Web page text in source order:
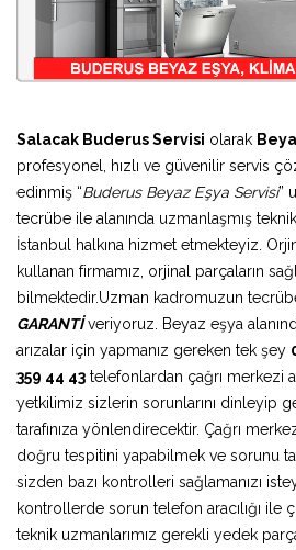
Salacak Buderus Servisi olarak
profesyonel, hızlı ve güvenilir servis
edinmiş “Buderus Beyaz Eşya Servisi”
tecrübe ile alanında uzmanlaşmış
İstanbul halkına hizmet etmekteyiz.
kullanan firmamız, orjinal parçaların
bilmektedir.Uzman kadromuzun
GARANTİveriyoruz. Beyaz eşya
arızalar için yapmanız gereken tek şey
359 44 43 telefonlardan çağrı merkezi
yetkilimiz sizlerin sorunlarını dinleyip
tarafınıza yönlendirecektir. Çağrı
doğru tespitini yapabilmek ve sorunu
sizden bazı kontrolleri sağlamanızı
kontrollerde sorun telefon aracılığı ile
teknik uzmanlarımız gerekli yedek